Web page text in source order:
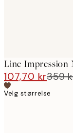
Line Impression
107,70 kr359
Velg størrelse